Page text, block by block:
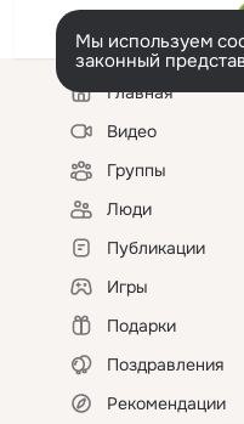
Мы используем
законный
Левая
колонкаГлавная
Видео
Группы
Люди
Публикации
Игры
Подарки
Поздравления
Рекомендации